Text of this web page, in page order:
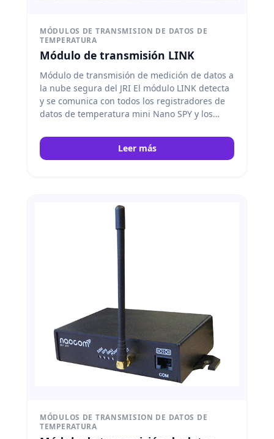
MÓDULOS DE TRANSMISION DE DATOS DE
TEMPERATURA
Módulo de transmisión LINK
Módulo de transmisión de medición de datos a
la nube segura del JRI El módulo LINK detecta
y se comunica con todos los registradores de
datos de temperatura mini Nano SPY y los
cercanos… JRI
Leer más
MÓDULOS DE TRANSMISION DE DATOS DE
TEMPERATURA